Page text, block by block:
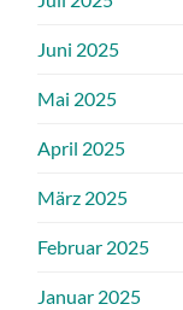
Juni 2025
Mai 2025
April 2025
März 2025
Februar 2025
Januar 2025